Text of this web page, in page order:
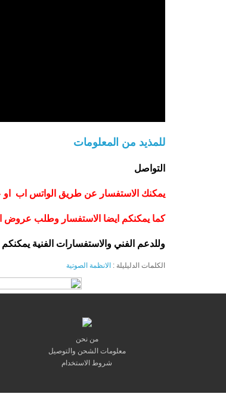
للمذيد من المعلومات
التواصل
يمكنك الاستفسار عن طريق الواتس اب او عن
كما يمكنكم ايضا الاستفسار وطلب عروض
وللدعم الفني والاستفسارات الفنية يمكنكم
الكلمات الدليليلة : الانظمة الصوتية
من نحن
معلومات الشحن والتوصيل
شروط الاستخدام